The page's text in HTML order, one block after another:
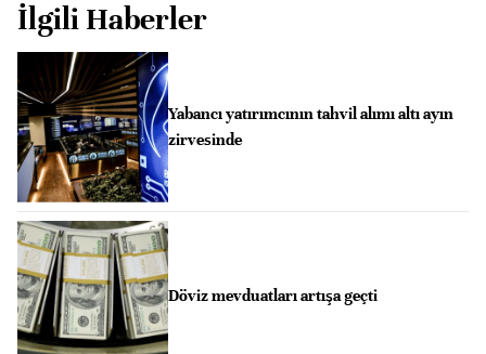
İlgili Haberler
Yabancı yatırımcının tahvil alımı altı ayın
zirvesinde
Döviz mevduatları artışa geçti